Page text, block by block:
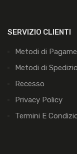
SERVIZIO CLIENTI
Metodi di
Metodi di
Recesso
Privacy Policy
Termini E